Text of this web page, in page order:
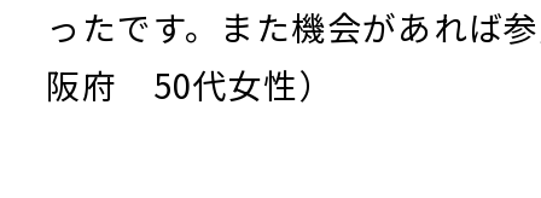
ったです。また機会があれば
阪府 50代女性）